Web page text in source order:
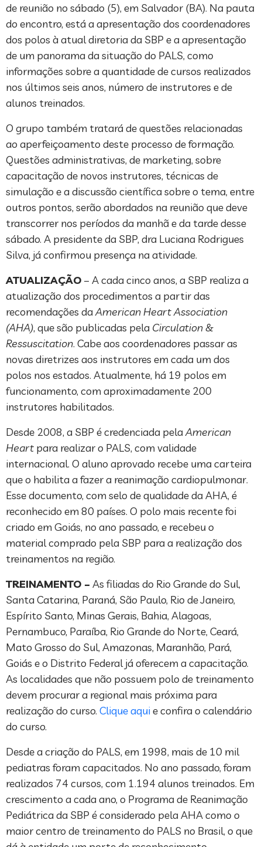
de reunião no sábado (5), em Salvador (BA). Na pauta
do encontro, está a apresentação dos coordenadores
dos polos à atual diretoria da SBP e a apresentação
de um panorama da situação do PALS, como
informações sobre a quantidade de cursos realizados
nos últimos seis anos, número de instrutores e de
alunos treinados.
O grupo também tratará de questões relacionadas
ao aperfeiçoamento deste processo de formação.
Questões administrativas, de marketing, sobre
capacitação de novos instrutores, técnicas de
simulação e a discussão científica sobre o tema, entre
outros pontos, serão abordados na reunião que deve
transcorrer nos períodos da manhã e da tarde desse
sábado. A presidente da SBP, dra Luciana Rodrigues
Silva, já confirmou presença na atividade.
ATUALIZAÇÃO – A cada cinco anos, a SBP realiza a
atualização dos procedimentos a partir das
recomendações daAmerican Heart Association
(AHA), que são publicadas pela Circulation &
Ressuscitation. Cabe aos coordenadores passar as
novas diretrizes aos instrutores em cada um dos
polos nos estados. Atualmente, há 19 polos em
funcionamento, com aproximadamente 200
instrutores habilitados.
Desde 2008, a SBP é credenciada pelaAmerican
Heart para realizar o PALS, com validade
internacional. O aluno aprovado recebe uma carteira
que o habilita a fazer a reanimação cardiopulmonar.
Esse documento, com selo de qualidade da AHA, é
reconhecido em 80 países. O polo mais recente foi
criado em Goiás, no ano passado, e recebeu o
material comprado pela SBP para a realização dos
treinamentos na região.
TREINAMENTO – As filiadas do Rio Grande do Sul,
Santa Catarina, Paraná, São Paulo, Rio de Janeiro,
Espírito Santo, Minas Gerais, Bahia, Alagoas,
Pernambuco, Paraíba, Rio Grande do Norte, Ceará,
Mato Grosso do Sul, Amazonas, Maranhão, Pará,
Goiás e o Distrito Federal já oferecem a capacitação.
As localidades que não possuem polo de treinamento
devem procurar a regional mais próxima para
realização do curso. Clique aqui e confira o calendário
do curso.
Desde a criação do PALS, em 1998, mais de 10 mil
pediatras foram capacitados. No ano passado, foram
realizados 74 cursos, com 1.194 alunos treinados. Em
crescimento a cada ano, o Programa de Reanimação
Pediátrica da SBP é considerado pela AHA como o
maior centro de treinamento do PALS no Brasil, o que